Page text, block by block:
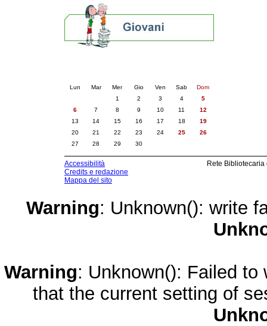
Lun Mar Mer Gio Ven Sab
Dom
1
2 3 4
5
6
7 8 9 10 11
12
13
14 15 16 17 18
19
20
21 22 23 24 25
26
27
28 29 30
Accessibilità
Credits e redazione
Mappa del sito
Rete
Warning: Unknown(): write
Warning: Unknown(): Failed
that the current setting of